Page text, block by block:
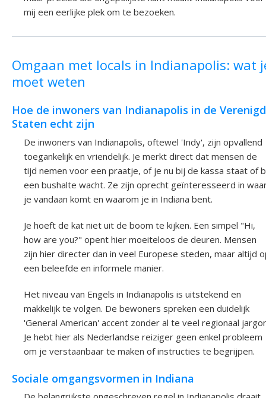
mij een eerlijke plek om te bezoeken.
Omgaan met locals in Indianapolis: wat
moet weten
Hoe de inwoners van Indianapolis in de
Staten echt zijn
De inwoners van Indianapolis, oftewel 'Indy', zijn opvallend
toegankelijk en vriendelijk. Je merkt direct dat mensen de
tijd nemen voor een praatje, of je nu bij de kassa staat of
een bushalte wacht. Ze zijn oprecht geïnteresseerd in
je vandaan komt en waarom je in Indiana bent.
Je hoeft de kat niet uit de boom te kijken. Een simpel "Hi,
how are you?" opent hier moeiteloos de deuren. Mensen
zijn hier directer dan in veel Europese steden, maar altijd
een beleefde en informele manier.
Het niveau van Engels in Indianapolis is uitstekend en
makkelijk te volgen. De bewoners spreken een duidelijk
'General American' accent zonder al te veel regionaal
Je hebt hier als Nederlandse reiziger geen enkel probleem
om je verstaanbaar te maken of instructies te begrijpen.
Sociale omgangsvormen in Indiana